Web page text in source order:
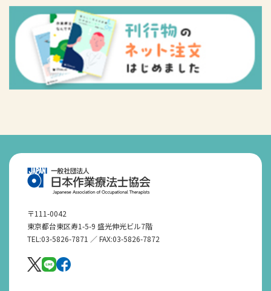
〒111-0042
東京都台東区寿1-5-9 盛光伸光ビル7階
TEL:03-5826-7871 ／ FAX:03-5826-7872